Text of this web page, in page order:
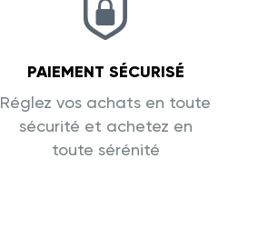
PAIEMENT SÉCURISÉ
Réglez vos achats en toute
sécurité et achetez en
toute sérénité